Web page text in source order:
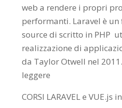
web a rendere i propri
performanti. Laravel è
source di scritto in PHP
realizzazione di
da Taylor Otwell nel 2011.
leggere
CORSI LARAVEL e